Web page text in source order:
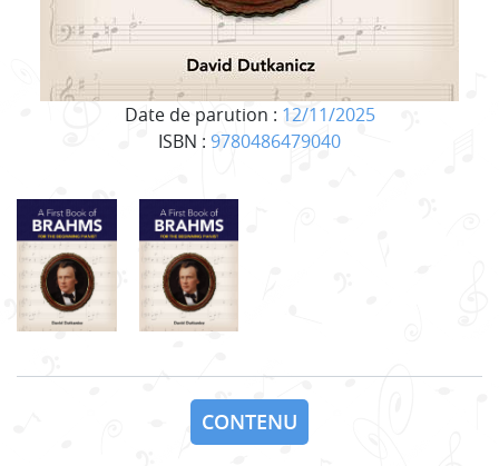
Date de parution : 12/11/2025
ISBN : 9780486479040
CONTENU